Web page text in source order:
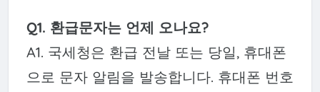
Q1. 환급문자는 언제 오나요?
A1. 국세청은 환급 전날 또는 당일, 휴대폰
으로 문자 알림을 발송합니다. 휴대폰 번호